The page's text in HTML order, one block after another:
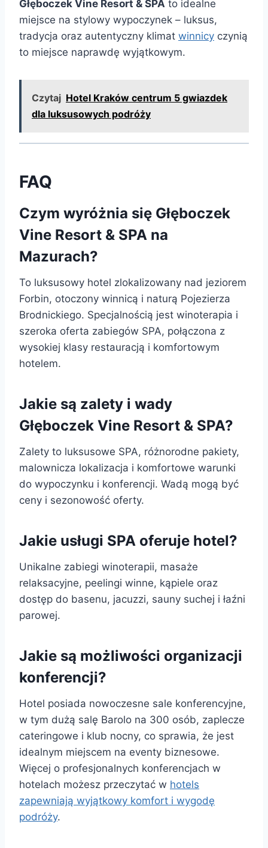
Głęboczek Vine Resort & SPA to idealne
miejsce na stylowy wypoczynek – luksus,
tradycja oraz autentyczny klimat winnicy czynią
to miejsce naprawdę wyjątkowym.
Czytaj Hotel Kraków centrum 5 gwiazdek
dla luksusowych podróży
FAQ
Czym wyróżnia się Głęboczek
Vine Resort & SPA na
Mazurach?
To luksusowy hotel zlokalizowany nad jeziorem
Forbin, otoczony winnicą i naturą Pojezierza
Brodnickiego. Specjalnością jest winoterapia i
szeroka oferta zabiegów SPA, połączona z
wysokiej klasy restauracją i komfortowym
hotelem.
Jakie są zalety i wady
Głęboczek Vine Resort & SPA?
Zalety to luksusowe SPA, różnorodne pakiety,
malownicza lokalizacja i komfortowe warunki
do wypoczynku i konferencji. Wadą mogą być
ceny i sezonowość oferty.
Jakie usługi SPA oferuje hotel?
Unikalne zabiegi winoterapii, masaże
relaksacyjne, peelingi winne, kąpiele oraz
dostęp do basenu, jacuzzi, sauny suchej i łaźni
parowej.
Jakie są możliwości organizacji
konferencji?
Hotel posiada nowoczesne sale konferencyjne,
w tym dużą salę Barolo na 300 osób, zaplecze
cateringowe i klub nocny, co sprawia, że jest
idealnym miejscem na eventy biznesowe.
Więcej o profesjonalnych konferencjach w
hotelach możesz przeczytać w hotels
zapewniają wyjątkowy komfort i wygodę
podróży.